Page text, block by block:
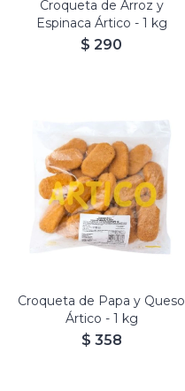
Croqueta de Arroz y
Espinaca Ártico - 1 kg
$ 290
Croqueta de Papa y Queso
Ártico - 1 kg
$ 358